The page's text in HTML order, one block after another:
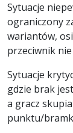
Sytuacje
ograniczony
wariantów,
przeciwnik
Sytuacje
gdzie brak
a gracz
punktu/